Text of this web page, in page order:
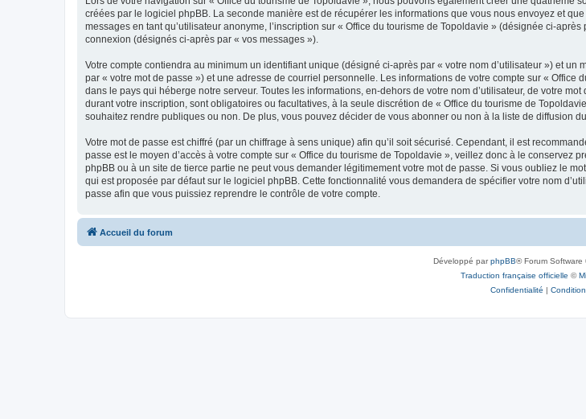
créées par le logiciel phpBB. La seconde manière est de récupérer les informations que vous nous envoyez et
messages en tant qu’utilisateur anonyme, l’inscription sur « Office du tourisme de Topoldavie » (désignée ci-
connexion (désignés ci-après par « vos messages »).
Votre compte contiendra au minimum un identifiant unique (désigné ci-après par « votre nom d’utilisateur ») et
par « votre mot de passe ») et une adresse de courriel personnelle. Les informations de votre compte sur «
dans le pays qui héberge notre serveur. Toutes les informations, en-dehors de votre nom d’utilisateur, de votre
durant votre inscription, sont obligatoires ou facultatives, à la seule discrétion de « Office du tourisme de
souhaitez rendre publiques ou non. De plus, vous pouvez décider de vous abonner ou non à la liste de diffusion
Votre mot de passe est chiffré (par un chiffrage à sens unique) afin qu’il soit sécurisé. Cependant, il est
passe est le moyen d’accès à votre compte sur « Office du tourisme de Topoldavie », veillez donc à le
phpBB ou à un site de tierce partie ne peut vous demander légitimement votre mot de passe. Si vous oubliez le
qui est proposée par défaut sur le logiciel phpBB. Cette fonctionnalité vous demandera de spécifier votre nom
passe afin que vous puissiez reprendre le contrôle de votre compte.
Accueil du forum
Développé parphpBB® Forum Software
Traduction française officielle ©
Confidentialité |